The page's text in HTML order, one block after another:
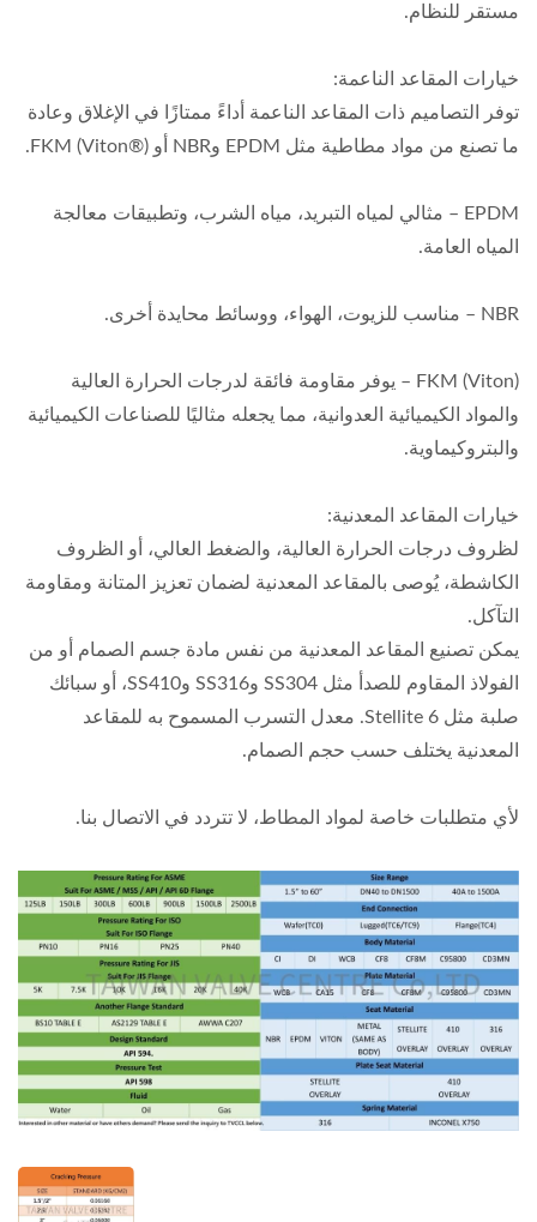
مستقر للنظام.
خيارات المقاعد الناعمة:
توفر التصاميم ذات المقاعد الناعمة أداءً ممتازًا في الإغلاق وعادة
ما تصنع من مواد مطاطية مثل EPDM وNBR أو FKM (Viton®).
EPDM – مثالي لمياه التبريد، مياه الشرب، وتطبيقات معالجة
المياه العامة.
NBR – مناسب للزيوت، الهواء، ووسائط محايدة أخرى.
FKM (Viton) – يوفر مقاومة فائقة لدرجات الحرارة العالية
والمواد الكيميائية العدوانية، مما يجعله مثاليًا للصناعات الكيميائية
والبتروكيماوية.
خيارات المقاعد المعدنية:
لظروف درجات الحرارة العالية، والضغط العالي، أو الظروف
الكاشطة، يُوصى بالمقاعد المعدنية لضمان تعزيز المتانة ومقاومة
التآكل.
يمكن تصنيع المقاعد المعدنية من نفس مادة جسم الصمام أو من
الفولاذ المقاوم للصدأ مثل SS304 وSS316 وSS410، أو سبائك
صلبة مثل Stellite 6. معدل التسرب المسموح به للمقاعد
المعدنية يختلف حسب حجم الصمام.
لأي متطلبات خاصة لمواد المطاط، لا تتردد في الاتصال بنا.